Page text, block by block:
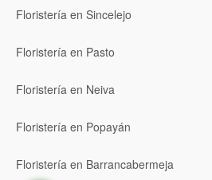
Floristería en Sincelejo
Floristería en Pasto
Floristería en Neiva
Floristería en Popayán
Floristería en Barrancabermeja